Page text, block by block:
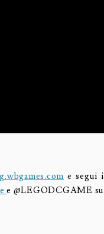
e segui i
e @LEGODCGAME su